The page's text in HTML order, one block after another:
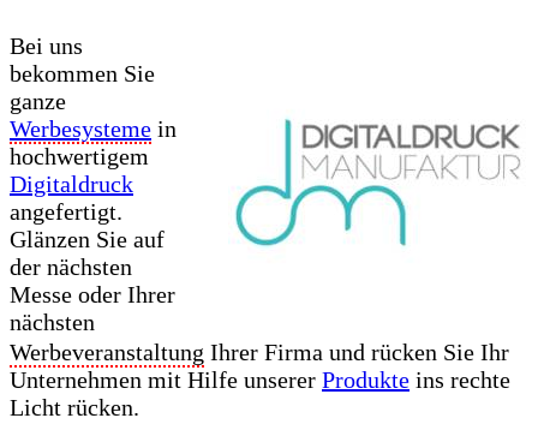
Bei uns
bekommen Sie
ganze
Werbesysteme in
hochwertigem
Digitaldruck
angefertigt.
Glänzen Sie auf
der nächsten
Messe oder Ihrer
nächsten
Werbeveranstaltung Ihrer Firma und rücken Sie Ihr
Unternehmen mit Hilfe unserer Produkte ins rechte
Licht rücken.